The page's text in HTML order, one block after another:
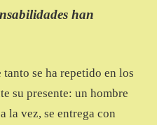
han
tanto se ha repetido en los
su presente: un hombre
la vez, se entrega con